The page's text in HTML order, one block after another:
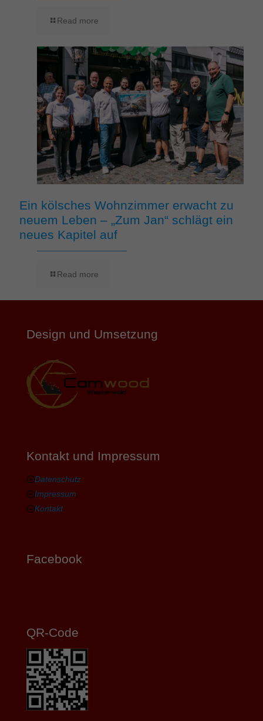
Read more
Ein kölsches Wohnzimmer erwacht zu
neuem Leben – „Zum Jan“ schlägt ein
neues Kapitel auf
Read more
Design und Umsetzung
Kontakt und Impressum
Datenschutz
Impressum
Kontakt
Facebook
QR-Code